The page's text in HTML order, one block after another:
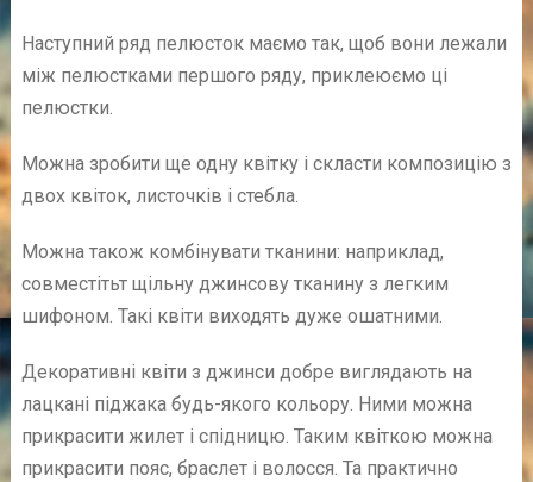
Наступний ряд пелюсток маємо так, щоб вони лежали
між пелюстками першого ряду, приклеюємо ці
пелюстки.
Можна зробити ще одну квітку і скласти композицію з
двох квіток, листочків і стебла.
Можна також комбінувати тканини: наприклад,
совместітьт щільну джинсову тканину з легким
шифоном. Такі квіти виходять дуже ошатними.
Декоративні квіти з джинси добре виглядають на
лацкані піджака будь-якого кольору. Ними можна
прикрасити жилет і спідницю. Таким квіткою можна
прикрасити пояс, браслет і волосся. Та практично